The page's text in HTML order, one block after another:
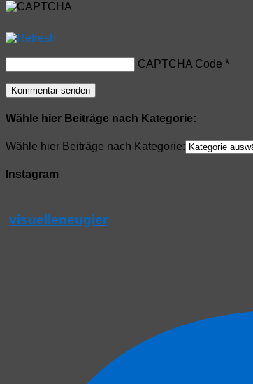
CAPTCHA Code *
Wähle hier Beiträge nach Kategorie:
Wähle hier Beiträge nach Kategorie:
Instagram
visuelleneugier